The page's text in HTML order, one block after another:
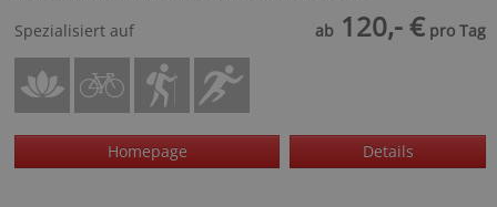
Spezialisiert auf
ab 120,- € pro Tag
Homepage Details